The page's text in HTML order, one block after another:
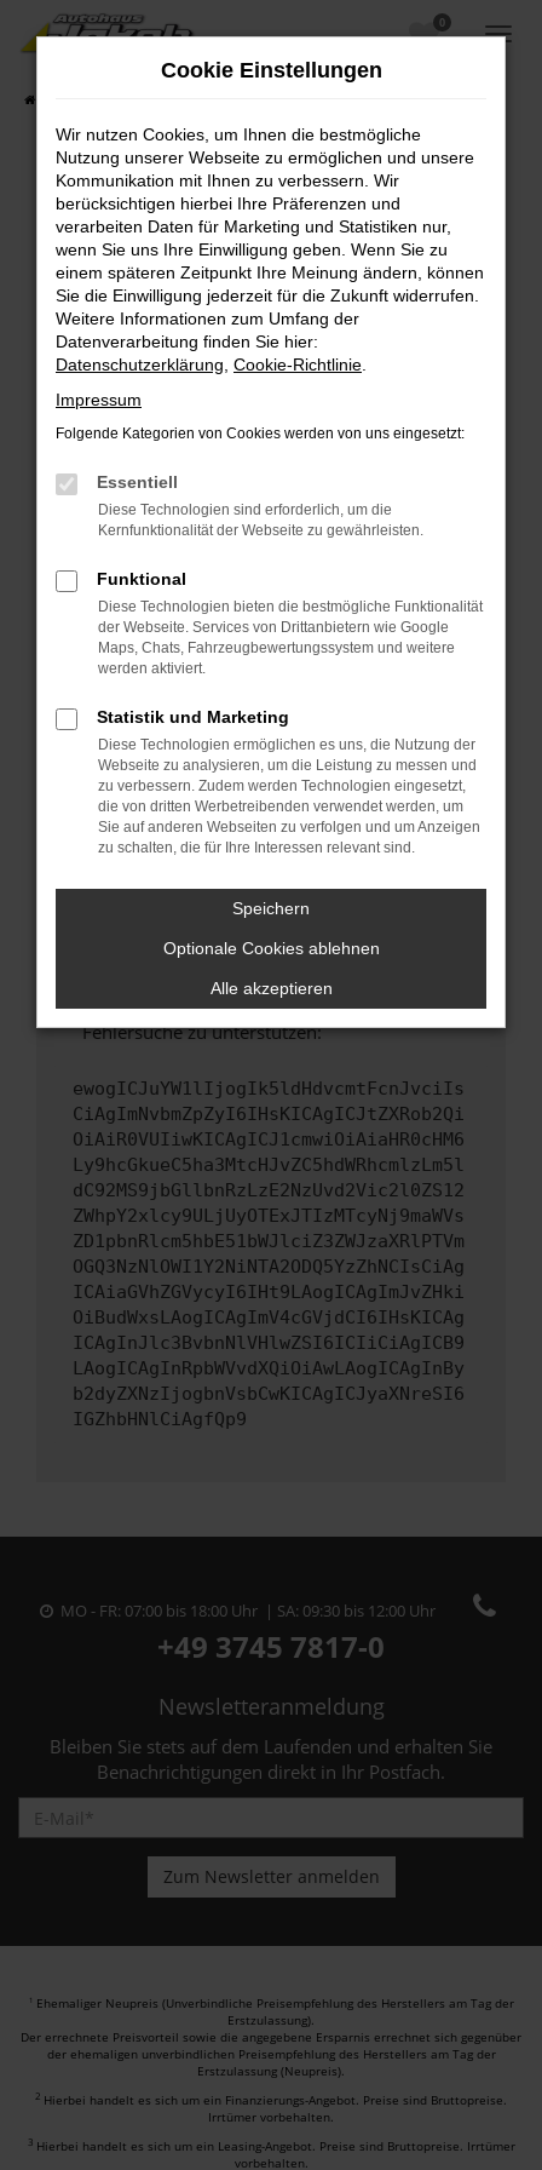
Zum
Hauptinhalt
0
Fehler: Network Error
Beim Laden ist ein Fehler aufgetreten.
Hier sind ein paar Tipps, die dir helfen können:
Überprüfe deine Firewall und deine
Internetverbindung.
Laden andere Webseiten, zum Beispiel deine
Suchmaschine?
Prüfe deine Browsererweiterungen.
Manche Erweiterungen, wie Werbeblocker,
können das Laden bestimmter Seiten
verhindern. Funktioniert die Seite in einem
Fenster?
Starte dein Gerät neu.
Das kann manchmal helfen, vorübergehende
Probleme zu beheben.
Betriebssystem auf dem neuesten Stand
sind.
Veraltete Software birgt nicht nur ein
Sicherheitsrisiko, sondern kann auch dazu
führen, dass bestimmte Funktionen nicht mehr
unterstützt werden.
Wende dich an den Webseitenbetreiber.
Wenn du alle oben genannten Schritte versucht
hast, kontaktiere uns bitte. Wir werden
versuchen, das Problem zu beheben. Du kannst
uns diesen Text schicken, um uns bei der
Fehlersuche zu unterstützen:
ewogICJuYW1lIjogIk5ldHdvcmtFcnJvciIs
CiAgImNvbmZpZyI6IHsKICAgICJtZXRob2Qi
OiAiR0VUIiwKICAgICJ1cmwiOiAiaHR0cHM6
Ly9hcGkueC5ha3MtcHJvZC5hdWRhcmlzLm5l
dC92MS9jbGllbnRzLzE2NzUvd2Vic2l0ZS12
ZWhpY2xlcy9ULjUyOTExJTIzMTcyNj9maWVs
ZD1pbnRlcm5hbE51bWJlciZ3ZWJzaXRlPTVm
OGQ3NzNlOWI1Y2NiNTA2ODQ5YzZhNCIsCiAg
ICAiaGVhZGVycyI6IHt9LAogICAgImJvZHki
OiBudWxsLAogICAgImV4cGVjdCI6IHsKICAg
ICAgInJlc3BvbnNlVHlwZSI6ICIiCiAgICB9
LAogICAgInRpbWVvdXQiOiAwLAogICAgInBy
b2dyZXNzIjogbnVsbCwKICAgICJyaXNreSI6
IGZhbHNlCiAgfQp9
MO - FR: 07:00 bis 18:00 Uhr | SA: 09:30 bis 12:00 Uhr
+49 3745 7817-0
Newsletteranmeldung
Bleiben Sie stets auf dem Laufenden und erhalten Sie
Benachrichtigungen direkt in Ihr Postfach.
1 Ehemaliger Neupreis (Unverbindliche Preisempfehlung des Herstellers am Tag der
Erstzulassung).
Der errechnete Preisvorteil sowie die angegebene Ersparnis errechnet sich gegenüber
der ehemaligen unverbindlichen Preisempfehlung des Herstellers am Tag der
Erstzulassung (Neupreis).
2 Hierbei handelt es sich um ein Finanzierungs-Angebot. Preise sind Bruttopreise.
Irrtümer vorbehalten.
3 Hierbei handelt es sich um ein Leasing-Angebot. Preise sind Bruttopreise. Irrtümer
vorbehalten.
Cookie Einstellungen
Wir nutzen Cookies, um Ihnen die bestmögliche
Nutzung unserer Webseite zu ermöglichen und unsere
Kommunikation mit Ihnen zu verbessern. Wir
berücksichtigen hierbei Ihre Präferenzen und
verarbeiten Daten für Marketing und Statistiken nur,
wenn Sie uns Ihre Einwilligung geben. Wenn Sie zu
einem späteren Zeitpunkt Ihre Meinung ändern, können
Sie die Einwilligung jederzeit für die Zukunft widerrufen.
Weitere Informationen zum Umfang der
Datenverarbeitung finden Sie hier:
Datenschutzerklärung Cookie-Richtlinie
Impressum
Folgende Kategorien von Cookies werden von uns eingesetzt:
Essentiell
Diese Technologien sind erforderlich, um die
Kernfunktionalität der Webseite zu gewährleisten.
Funktional
Diese Technologien bieten die bestmögliche Funktionalität
der Webseite. Services von Drittanbietern wie Google
Maps, Chats, Fahrzeugbewertungssystem und weitere
werden aktiviert.
Statistik und Marketing
Diese Technologien ermöglichen es uns, die Nutzung der
Webseite zu analysieren, um die Leistung zu messen und
zu verbessern. Zudem werden Technologien eingesetzt,
die von dritten Werbetreibenden verwendet werden, um
Sie auf anderen Webseiten zu verfolgen und um Anzeigen
zu schalten, die für Ihre Interessen relevant sind.
Speichern
Optionale Cookies ablehnen
Alle akzeptieren